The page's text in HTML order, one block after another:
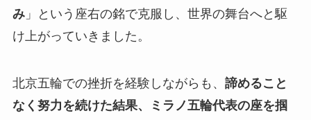
み」という座右の銘で克服し、世界の舞台へと駆
け上がっていきました。
北京五輪での挫折を経験しながらも、 諦めること
なく努力を続けた結果、ミラノ五輪代表の座を掴